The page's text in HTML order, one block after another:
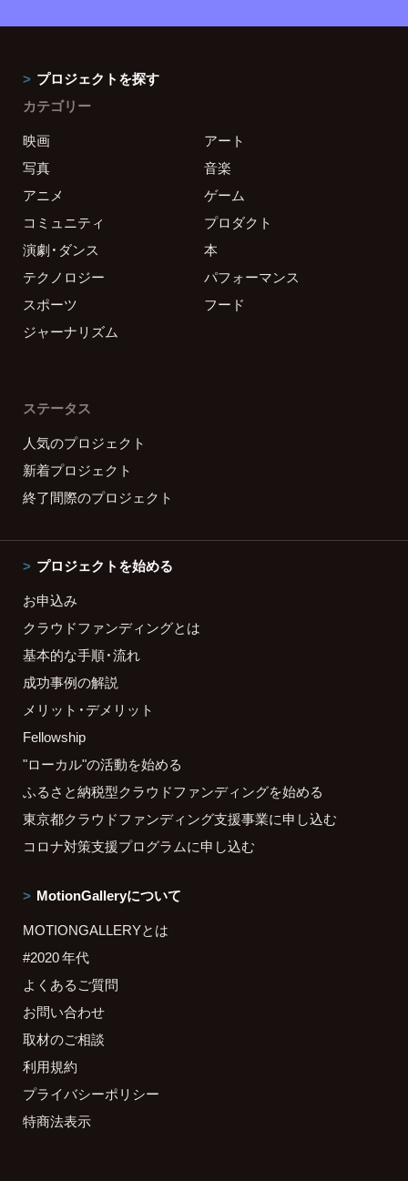
プロジェクトを探す
カテゴリー
映画
アート
写真
音楽
アニメ
ゲーム
コミュニティ
プロダクト
演劇・ダンス
本
テクノロジー
パフォーマンス
スポーツ
フード
ジャーナリズム
ステータス
人気のプロジェクト
新着プロジェクト
終了間際のプロジェクト
プロジェクトを始める
お申込み
クラウドファンディングとは
基本的な手順・流れ
成功事例の解説
メリット・デメリット
Fellowship
"ローカル"の活動を始める
ふるさと納税型クラウドファンディングを始める
東京都クラウドファンディング支援事業に申し込む
コロナ対策支援プログラムに申し込む
MotionGalleryについて
MOTIONGALLERYとは
#2020 年代
よくあるご質問
お問い合わせ
取材のご相談
利用規約
プライバシーポリシー
特商法表示